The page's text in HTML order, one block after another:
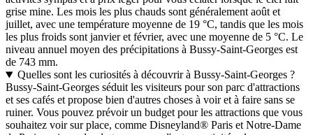
grise mine. Les mois les plus chauds sont généralement août et
juillet, avec une température moyenne de 19 °C, tandis que les mois
les plus froids sont janvier et février, avec une moyenne de 5 °C. Le
niveau annuel moyen des précipitations à Bussy-Saint-Georges est
de 743 mm.
Quelles sont les curiosités à découvrir à Bussy-Saint-Georges ?
Bussy-Saint-Georges séduit les visiteurs pour son parc d'attractions
et ses cafés et propose bien d'autres choses à voir et à faire sans se
ruiner. Vous pouvez prévoir un budget pour les attractions que vous
souhaitez voir sur place, comme Disneyland® Paris et Notre-Dame